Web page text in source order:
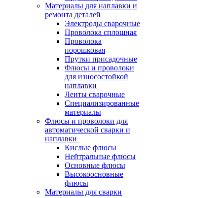
Материалы для наплавки и
ремонта деталей
Электроды сварочные
Проволока сплошная
Проволока
порошковая
Прутки присадочные
Флюсы и проволоки
для износостойкой
наплавки
Ленты сварочные
Специализированные
материалы
Флюсы и проволоки для
автоматической сварки и
наплавки
Кислые флюсы
Нейтральные флюсы
Основные флюсы
Высокоосновные
флюсы
Материалы для сварки